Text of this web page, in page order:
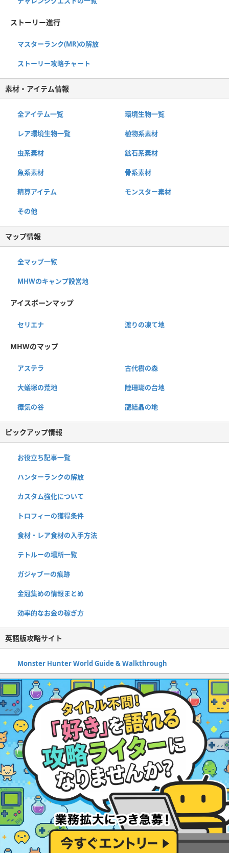
ストーリー進行
マスターランク(MR)の解放
ストーリー攻略チャート
素材・アイテム情報
全アイテム一覧 環境生物一覧
レア環境生物一覧 植物系素材
虫系素材 鉱石系素材
魚系素材 骨系素材
精算アイテム モンスター素材
その他
マップ情報
全マップ一覧
MHWのキャンプ設営地
アイスボーンマップ
セリエナ 渡りの凍て地
MHWのマップ
アステラ 古代樹の森
大蟻塚の荒地 陸珊瑚の台地
瘴気の谷 龍結晶の地
ピックアップ情報
お役立ち記事一覧
ハンターランクの解放
カスタム強化について
トロフィーの獲得条件
食材・レア食材の入手方法
テトルーの場所一覧
ガジャブーの痕跡
金冠集めの情報まとめ
効率的なお金の稼ぎ方
英語版攻略サイト
Monster Hunter World Guide & Walkthrough